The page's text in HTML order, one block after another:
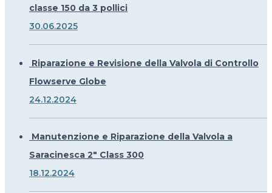
classe 150 da 3 pollici
30.06.2025
Riparazione e Revisione della Valvola di Controllo
Flowserve Globe
24.12.2024
Manutenzione e Riparazione della Valvola a
Saracinesca 2" Class 300
18.12.2024